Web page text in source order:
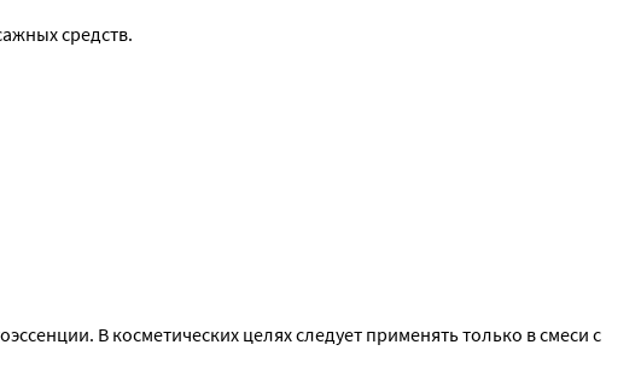
средств.
В косметических целях следует применять только в смеси с